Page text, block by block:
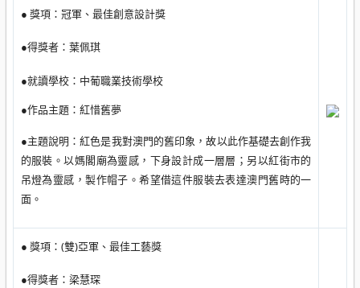
● 獎項：冠軍、最佳創意設計獎
●得獎者：葉佩琪
●就讀學校： 中葡職業技術學校
●作品主題：紅惜舊夢
●主題說明：紅色是我對澳門的舊印象，故以此作基礎去創作我
的服裝。以媽閣廟為靈感，下身設計成一層層；另以紅街市的
吊燈為靈感，製作帽子。希望借這件服裝去表達澳門舊時的一
面。
● 獎項：(雙)亞軍、最佳工藝獎
●得獎者：梁慧琛